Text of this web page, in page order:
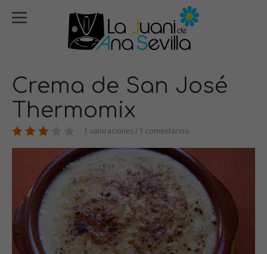
Crema de San José
Thermomix
1 valoraciones / 1 comentarios